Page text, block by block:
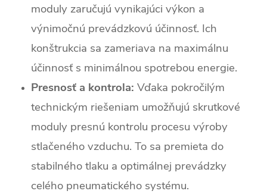
moduly zaručujú vynikajúci výkon a
výnimočnú prevádzkovú účinnosť. Ich
konštrukcia sa zameriava na maximálnu
účinnosť s minimálnou spotrebou energie.
Presnosť a kontrola: Vďaka pokročilým
technickým riešeniam umožňujú skrutkové
moduly presnú kontrolu procesu výroby
stlačeného vzduchu. To sa premieta do
stabilného tlaku a optimálnej prevádzky
celého pneumatického systému.